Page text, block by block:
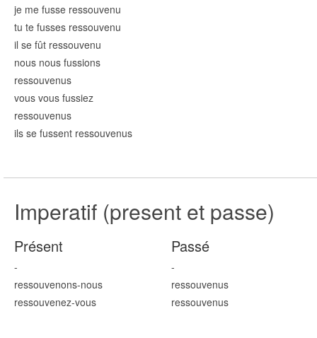
je me fusse ressouvenu
tu te fusses ressouvenu
il se fût ressouvenu
nous nous fussions
ressouvenus
vous vous fussiez
ressouvenus
ils se fussent ressouvenus
Imperatif (present et passe)
Présent
-
ressouvenons-nous
ressouvenez-vous
Passé
-
ressouvenus
ressouvenus